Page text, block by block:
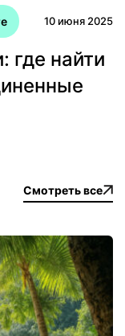
10 июня 2025
найти
Смотреть все